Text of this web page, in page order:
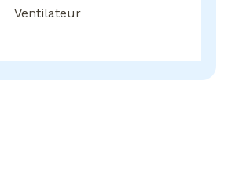
Ventilateur